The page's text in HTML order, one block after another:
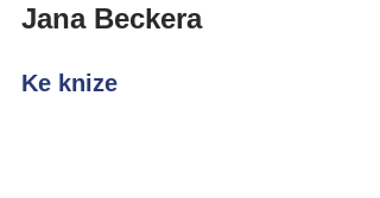
Jana Beckera
Ke knize